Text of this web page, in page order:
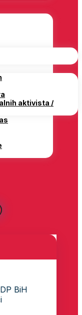
aktivista /
BiH